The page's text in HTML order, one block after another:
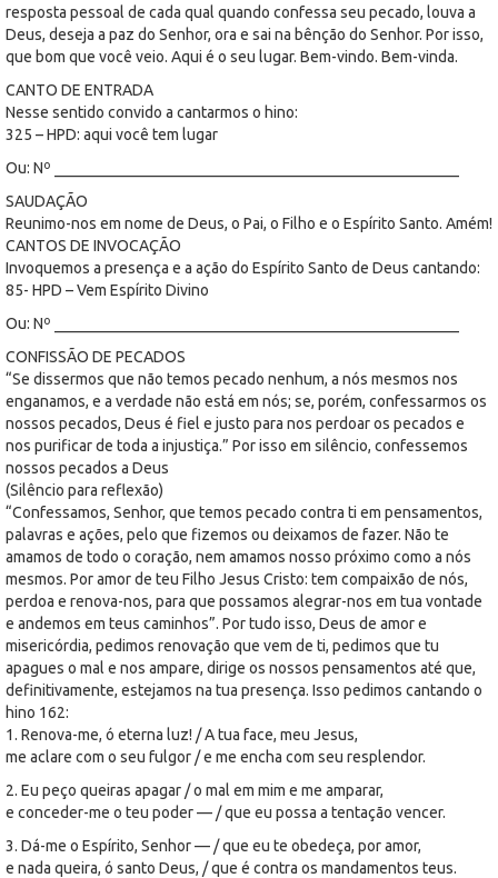
resposta pessoal de cada qual quando confessa seu pecado, louva a
Deus, deseja a paz do Senhor, ora e sai na bênção do Senhor. Por isso,
que bom que você veio. Aqui é o seu lugar. Bem-vindo. Bem-vinda.
CANTO DE ENTRADA
Nesse sentido convido a cantarmos o hino:
325 – HPD: aqui você tem lugar
Ou: Nº ____________________________________________________
SAUDAÇÃO
Reunimo-nos em nome de Deus, o Pai, o Filho e o Espírito Santo. Amém!
CANTOS DE INVOCAÇÃO
Invoquemos a presença e a ação do Espírito Santo de Deus cantando:
85- HPD – Vem Espírito Divino
Ou: Nº ____________________________________________________
CONFISSÃO DE PECADOS
“Se dissermos que não temos pecado nenhum, a nós mesmos nos
enganamos, e a verdade não está em nós; se, porém, confessarmos os
nossos pecados, Deus é fiel e justo para nos perdoar os pecados e
nos purificar de toda a injustiça.” Por isso em silêncio, confessemos
nossos pecados a Deus
(Silêncio para reflexão)
“Confessamos, Senhor, que temos pecado contra ti em pensamentos,
palavras e ações, pelo que fizemos ou deixamos de fazer. Não te
amamos de todo o coração, nem amamos nosso próximo como a nós
mesmos. Por amor de teu Filho Jesus Cristo: tem compaixão de nós,
perdoa e renova-nos, para que possamos alegrar-nos em tua vontade
e andemos em teus caminhos”. Por tudo isso, Deus de amor e
misericórdia, pedimos renovação que vem de ti, pedimos que tu
apagues o mal e nos ampare, dirige os nossos pensamentos até que,
definitivamente, estejamos na tua presença. Isso pedimos cantando o
hino 162:
1. Renova-me, ó eterna luz! / A tua face, meu Jesus,
me aclare com o seu fulgor / e me encha com seu resplendor.
2. Eu peço queiras apagar / o mal em mim e me amparar,
e conceder-me o teu poder — / que eu possa a tentação vencer.
3. Dá-me o Espírito, Senhor — / que eu te obedeça, por amor,
e nada queira, ó santo Deus, / que é contra os mandamentos teus.